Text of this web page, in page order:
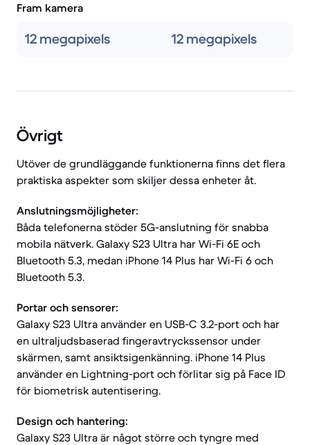
Fram kamera
12 megapixels 12 megapixels
Övrigt
Utöver de grundläggande funktionerna finns det flera
praktiska aspekter som skiljer dessa enheter åt.
Anslutningsmöjligheter:
Båda telefonerna stöder 5G-anslutning för snabba
mobila nätverk. Galaxy S23 Ultra har Wi-Fi 6E och
Bluetooth 5.3, medan iPhone 14 Plus har Wi-Fi 6 och
Bluetooth 5.3.
Portar och sensorer:
Galaxy S23 Ultra använder en USB-C 3.2-port och har
en ultraljudsbaserad fingeravtryckssensor under
skärmen, samt ansiktsigenkänning. iPhone 14 Plus
använder en Lightning-port och förlitar sig på Face ID
för biometrisk autentisering.
Design och hantering:
Galaxy S23 Ultra är något större och tyngre med